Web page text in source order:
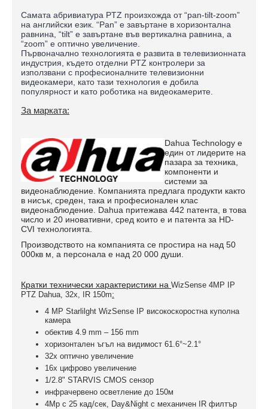
Самата абривиатура PTZ произхожда от “pan-tilt-zoom”
на английски език. “Pan” e завъртане в хоризонтална
равнина, “tilt” е завъртане във вертикална равнина, а
“zoom” е оптично увеличение.
Първоначално технологията е развита в телевизионната
индустрия, където отделни PTZ контролери за
използвани с професионалните телевизионни
видеокамери, като тази технология е добила
популярност и като роботика на видеокамерите.
За марката:
Dahua Technology е
един от лидерите на
пазара за техника,
компоненти и
системи за
видеонаблюдение. Компанията предлага продукти както
в нисък, среден, така и професионален клас
видеонаблюдение. Dahua притежава 442 патента, в това
число и 20 иновативни, сред които е и патента за HD-
CVI технологията.
Производството на компанията се простира на над 50
000кв м, а персонала е над 20 000 души.
Кратки технически характеристики на WizSense 4MP IP
PTZ Dahua, 32x, IR 150m:
4 MP Starlilght WizSense IP високоскоростна куполна
камера
обектив 4.9 mm – 156 mm
хоризонтален ъгъл на видимост 61.6°~2.1°
32х оптично увеличение
16x цифрово увеличение
1/2.8" STARVIS CMOS сензор
инфрачервено осветление до 150м
4Mp с 25 кад/сек, Day&Night с механичен IR филтър